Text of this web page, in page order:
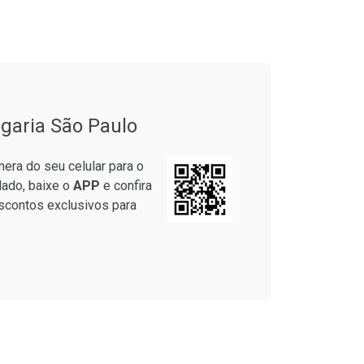
cada
cada
Por R$ 37,25/cada
Por R$ 37,25/cada
São Paulo
do seu celular para o
baixe o APP e confira
exclusivos para